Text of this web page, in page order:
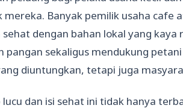
Banyak pemilik usaha cafe
dengan bahan lokal yang kaya
sekaligus mendukung
diuntungkan, tetapi juga
dan isi sehat ini tidak hanya